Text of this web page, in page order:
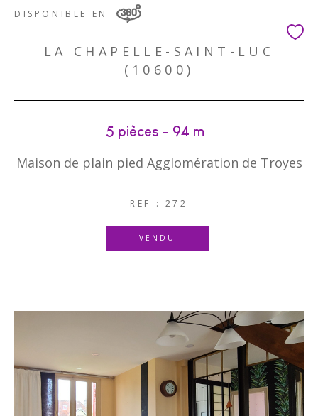
DISPONIBLE EN
LA CHAPELLE-SAINT-LUC
(10600)
5 pièces - 94 m²
Maison de plain pied Agglomération de Troyes
REF : 272
VENDU